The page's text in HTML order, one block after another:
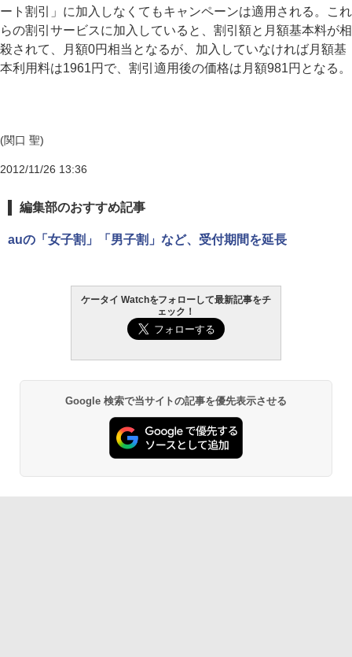
ート割引」に加入しなくてもキャンペーンは適用される。これ
らの割引サービスに加入していると、割引額と月額基本料が相
殺されて、月額0円相当となるが、加入していなければ月額基
本利用料は1961円で、割引適用後の価格は月額981円となる。
(関口 聖)
2012/11/26 13:36
編集部のおすすめ記事
auの「女子割」「男子割」など、受付期間を延長
ケータイ Watchをフォローして最新記事をチ
ェック！
Google 検索で当サイトの記事を優先表示させる